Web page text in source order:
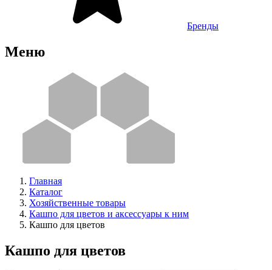
Бренды
Меню
Главная
Каталог
Хозяйственные товары
Кашпо для цветов и аксессуары к ним
Кашпо для цветов
Кашпо для цветов